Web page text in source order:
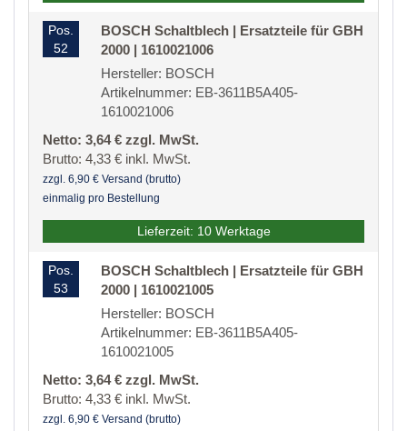
Pos.
52
BOSCH Schaltblech | Ersatzteile für GBH
2000 | 1610021006
Hersteller: BOSCH
Artikelnummer: EB-3611B5A405-
1610021006
Netto: 3,64 € zzgl. MwSt.
Brutto: 4,33 € inkl. MwSt.
zzgl. 6,90 € Versand (brutto)
einmalig pro Bestellung
Lieferzeit: 10 Werktage
Pos.
53
BOSCH Schaltblech | Ersatzteile für GBH
2000 | 1610021005
Hersteller: BOSCH
Artikelnummer: EB-3611B5A405-
1610021005
Netto: 3,64 € zzgl. MwSt.
Brutto: 4,33 € inkl. MwSt.
zzgl. 6,90 € Versand (brutto)